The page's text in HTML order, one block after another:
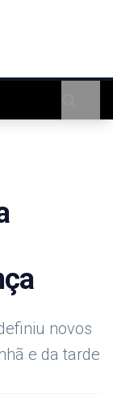
novos
e da tarde